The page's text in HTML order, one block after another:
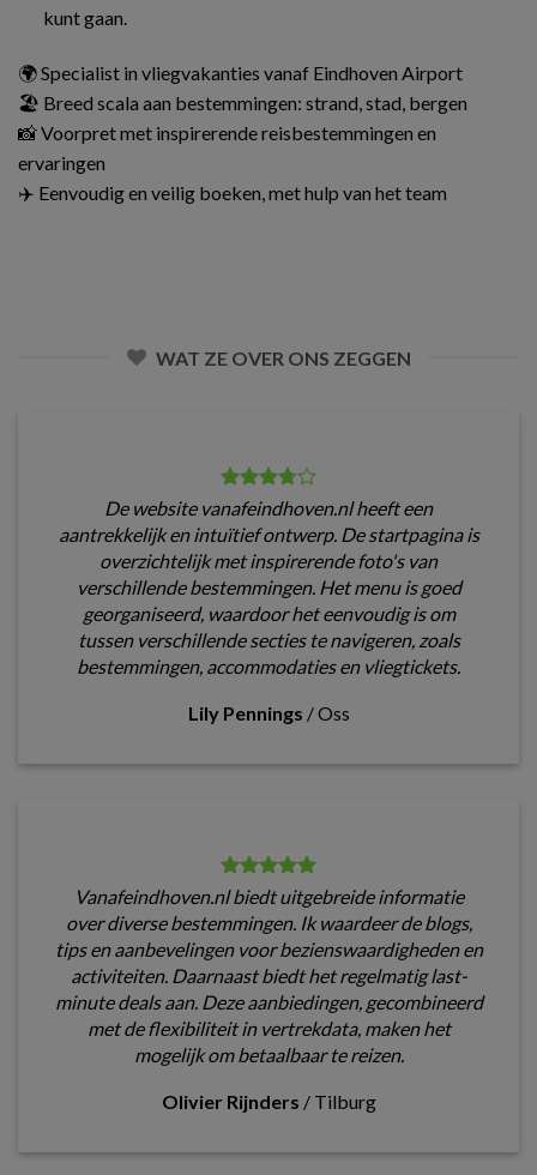
kunt gaan.
🌍 Specialist in vliegvakanties vanaf Eindhoven Airport
🏖️ Breed scala aan bestemmingen: strand, stad, bergen
📸 Voorpret met inspirerende reisbestemmingen en
ervaringen
✈️ Eenvoudig en veilig boeken, met hulp van het team
WAT ZE OVER ONS ZEGGEN
De website vanafeindhoven.nl heeft een
aantrekkelijk en intuïtief ontwerp. De startpagina is
overzichtelijk met inspirerende foto's van
verschillende bestemmingen. Het menu is goed
georganiseerd, waardoor het eenvoudig is om
tussen verschillende secties te navigeren, zoals
bestemmingen, accommodaties en vliegtickets.
Lily Pennings /Oss
Vanafeindhoven.nl biedt uitgebreide informatie
over diverse bestemmingen. Ik waardeer de blogs,
tips en aanbevelingen voor bezienswaardigheden en
activiteiten. Daarnaast biedt het regelmatig last-
minute deals aan. Deze aanbiedingen, gecombineerd
met de flexibiliteit in vertrekdata, maken het
mogelijk om betaalbaar te reizen.
Olivier Rijnders / Tilburg